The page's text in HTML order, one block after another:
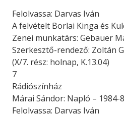
Felolvassa: Darvas Iván
A felvételt Borlai Kinga és
Zenei munkatárs: Gebauer
Szerkesztő-rendező: Zoltán
(X/7. rész: holnap, K.13.04)
7
Rádiószínház
Márai Sándor: Napló – 1984-
Felolvassa: Darvas Iván